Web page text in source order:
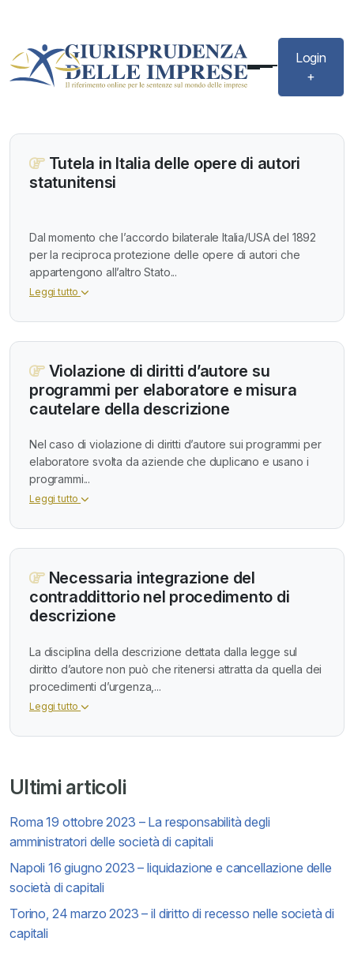
Login
+
Ultimi articoli
Roma 19 ottobre 2023 – La responsabilità degli
amministratori delle società di capitali
Napoli 16 giugno 2023 – liquidazione e cancellazione delle
società di capitali
Torino, 24 marzo 2023 – il diritto di recesso nelle società di
capitali
Tutela in Italia delle opere di autori
statunitensi
Dal momento che l’accordo bilaterale Italia/USA del 1892
per la reciproca protezione delle opere di autori che
appartengono all’altro Stato...
Leggi tutto
Violazione di diritti d’autore su
programmi per elaboratore e misura
cautelare della descrizione
Nel caso di violazione di diritti d’autore sui programmi per
elaboratore svolta da aziende che duplicano e usano i
programmi...
Leggi tutto
Necessaria integrazione del
contraddittorio nel procedimento di
descrizione
La disciplina della descrizione dettata dalla legge sul
diritto d’autore non può che ritenersi attratta da quella dei
procedimenti d’urgenza,...
Leggi tutto